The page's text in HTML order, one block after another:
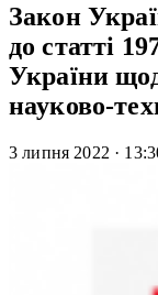
Закон
до статті
України
науково-
3 липня 2022 ·